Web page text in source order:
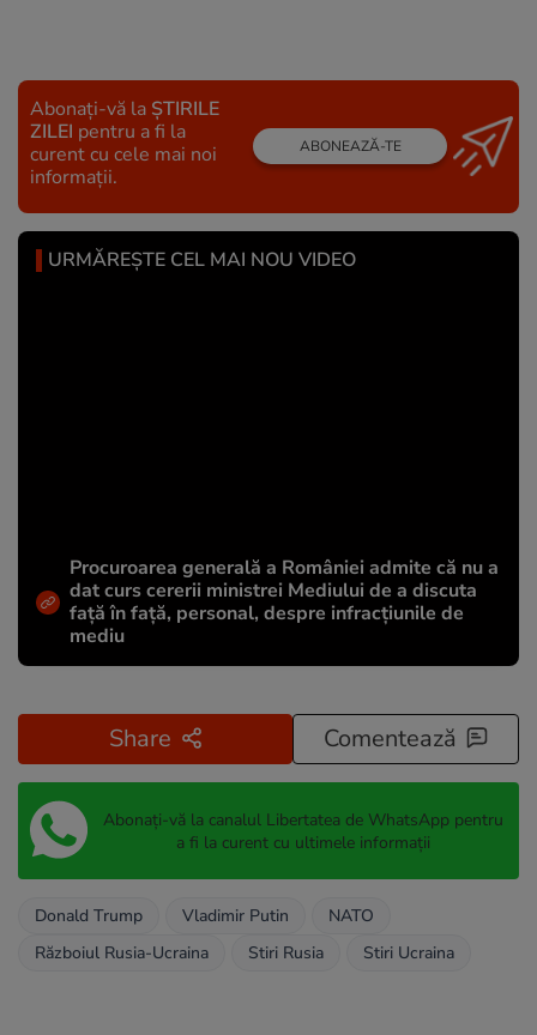
Abonați-vă la ȘTIRILE
ZILEI pentru a fi la
curent cu cele mai noi
informații.
ABONEAZĂ-TE
URMĂREȘTE CEL MAI NOU VIDEO
Procuroarea generală a României admite că nu a
dat curs cererii ministrei Mediului de a discuta
față în față, personal, despre infracțiunile de
mediu
Share Comentează
Abonați-vă la canalul Libertatea de WhatsApp pentru
a fi la curent cu ultimele informații
Donald Trump Vladimir Putin
NATO
Războiul Rusia-Ucraina
Stiri Rusia Stiri Ucraina